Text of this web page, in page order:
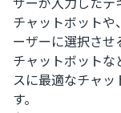
チャットボット
ーザーに選択さ
チャットボットな
スに最適なチャ
す。